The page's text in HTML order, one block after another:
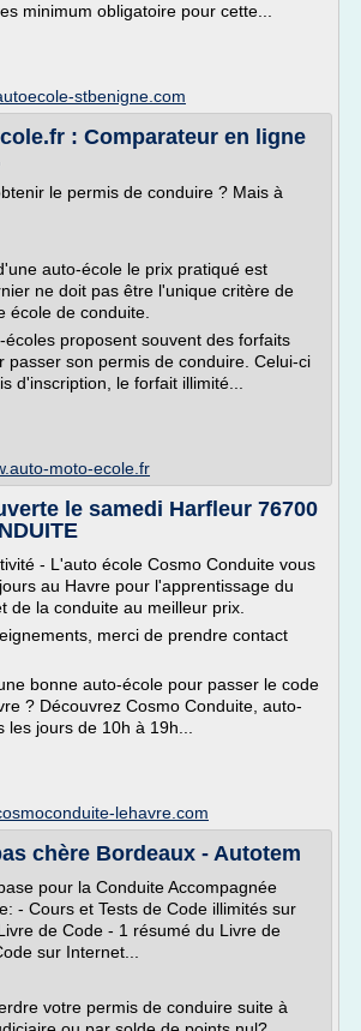
minimum obligatoire pour cette...
stbenigne.com
: Comparateur en ligne
le permis de conduire ? Mais à
auto-école le prix pratiqué est
ne doit pas être l'unique critère de
école de conduite.
écoles proposent souvent des forfaits
passer son permis de conduire. Celui-ci
d'inscription, le forfait illimité...
moto-ecole.fr
le samedi Harfleur 76700
- L'auto école Cosmo Conduite vous
au Havre pour l'apprentissage du
de la conduite au meilleur prix.
merci de prendre contact
bonne auto-école pour passer le code
? Découvrez Cosmo Conduite, auto-
jours de 10h à 19h...
lehavre.com
chère Bordeaux - Autotem
pour la Conduite Accompagnée
- Cours et Tests de Code illimités sur
de Code - 1 résumé du Livre de
sur Internet...
votre permis de conduire suite à